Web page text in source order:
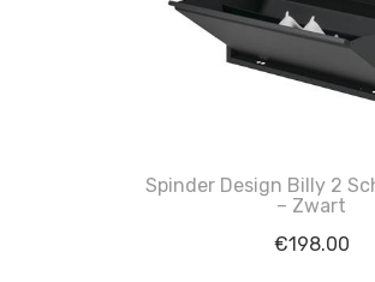
Spinder Design Billy 2
– Zwart
€198.00